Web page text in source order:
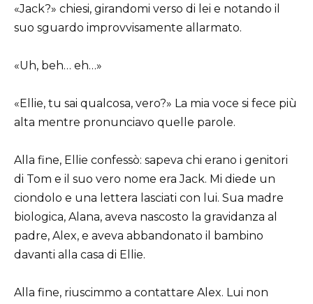
«Jack?» chiesi, girandomi verso di lei e notando il
suo sguardo improvvisamente allarmato.
«Uh, beh… eh…»
«Ellie, tu sai qualcosa, vero?» La mia voce si fece più
alta mentre pronunciavo quelle parole.
Alla fine, Ellie confessò: sapeva chi erano i genitori
di Tom e il suo vero nome era Jack. Mi diede un
ciondolo e una lettera lasciati con lui. Sua madre
biologica, Alana, aveva nascosto la gravidanza al
padre, Alex, e aveva abbandonato il bambino
davanti alla casa di Ellie.
Alla fine, riuscimmo a contattare Alex. Lui non